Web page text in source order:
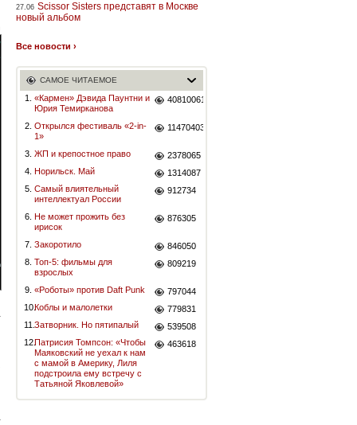
27.06 Scissor Sisters представят в Москве
новый альбом
Все новости ›
САМОЕ ЧИТАЕМОЕ
1.
«Кармен» Дэвида Паунтни и
Юрия Темирканова
40810061
2. Открылся фестиваль «2-in-
1»
11470403
3. ЖП и крепостное право
2378065
4. Норильск. Май
1314087
5. Самый влиятельный
интеллектуал России
912734
6. Не может прожить без
ирисок
876305
7. Закоротило
846050
8. Топ-5: фильмы для
взрослых
809219
9. «Роботы» против Daft Punk
797044
10.Коблы и малолетки
779831
11.Затворник. Но пятипалый
539508
12.Патрисия Томпсон: «Чтобы
Маяковский не уехал к нам
с мамой в Америку, Лиля
подстроила ему встречу с
Татьяной Яковлевой»
463618